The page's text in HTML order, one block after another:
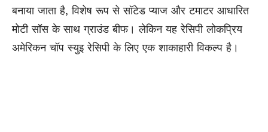
बनाया जाता है, विशेष रूप से सॉटेड प्याज और टमाटर आधारित
मोटी सॉस के साथ ग्राउंड बीफ। लेकिन यह रेसिपी लोकप्रिय
अमेरिकन चॉप स्युइ रेसिपी के लिए एक शाकाहारी विकल्प है।